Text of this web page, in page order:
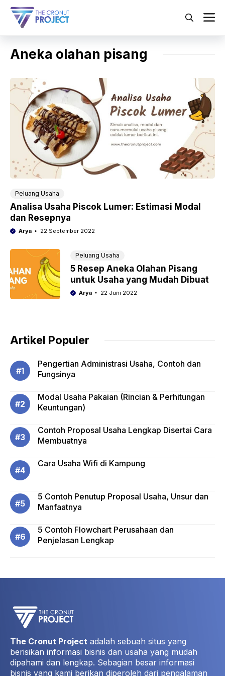
Langsung
Aneka olahan pisang
Peluang Usaha
Analisa Usaha Piscok Lumer: Estimasi Modal
dan Resepnya
Arya 22 September 2022
Peluang Usaha
5 Resep Aneka Olahan Pisang
untuk Usaha yang Mudah Dibuat
Arya 22 Juni 2022
Artikel Populer
Pengertian Administrasi Usaha, Contoh dan
Fungsinya
Modal Usaha Pakaian (Rincian & Perhitungan
Keuntungan)
Contoh Proposal Usaha Lengkap Disertai Cara
Membuatnya
Cara Usaha Wifi di Kampung
5 Contoh Penutup Proposal Usaha, Unsur dan
Manfaatnya
5 Contoh Flowchart Perusahaan dan
Penjelasan Lengkap
The Cronut Project adalah sebuah situs yang
berisikan informasi bisnis dan usaha yang mudah
dipahami dan lengkap. Sebagian besar informasi
bisnis yang kami berikan diperoleh dari pengalaman